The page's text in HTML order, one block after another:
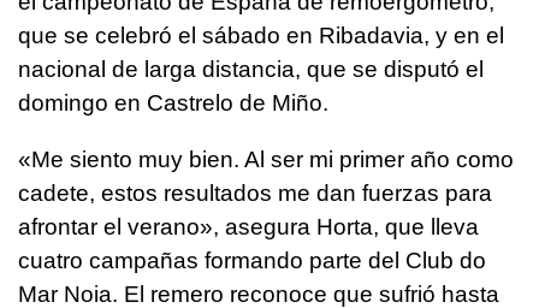
que se celebró el sábado en Ribadavia, y en el
nacional de larga distancia, que se disputó el
domingo en Castrelo de Miño.
«Me siento muy bien. Al ser mi primer año como
cadete, estos resultados me dan fuerzas para
afrontar el verano», asegura Horta, que lleva
cuatro campañas formando parte del Club do
Mar Noia. El remero reconoce que sufrió hasta